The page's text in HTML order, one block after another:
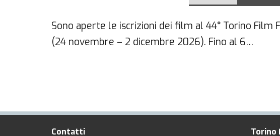
Sono aperte le iscrizioni dei film al 44° Torino Film
(24 novembre – 2 dicembre 2026). Fino al 6…
Contatti Torino